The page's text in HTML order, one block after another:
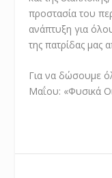
προστασία του
ανάπτυξη για
της πατρίδας μας
Για να δώσουμε
Μαΐου: «Φυσικά